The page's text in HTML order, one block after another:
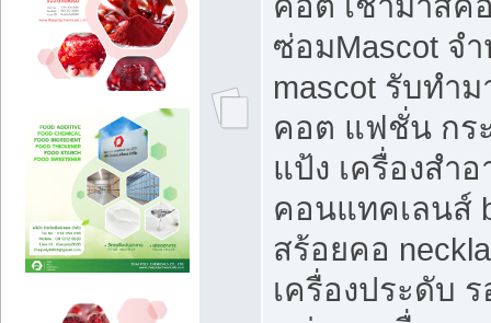
ซ่อมMascot จ
mascot รับทำ
คอต แฟชั่น กระ
แป้ง เครื่องสำ
คอนแทคเลนส์
สร้อยคอ
เครื่องประดับ ร